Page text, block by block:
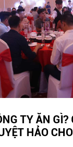
TY ĂN GÌ?
HẢO